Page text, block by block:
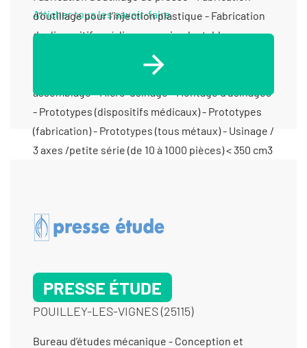
Afficher tous les savoir-faire
PRESSE ÉTUDE
POUILLEY-LES-VIGNES (25115)
Bureau d’études mécanique - Conception et fabrication d'outils de découpe - Conception et fabrication d’outillage de précision - Conception et fabrication d’outils à suivre - Conception et fabrication d’outils de reprise - Conception et fabrication d’outils Suisse - Electro-érosion à fil > diam 0,10 - Electro-érosion à fil > diam 0,20 - Électro-érosion micro perçage - Electro-érosion micro-perçage < diam 0,3 - Electro-érosion micro-perçage > diam 0,3 - Électro-érosion par enfonçage - Fabricant d’outillage d’horlogerie / Bijouterie - Fabricant de machines spéciales - Fabrication d'outillage pour la découpe - Fabrication d'outillage pour le découpage - Fabrication de dispositifs médicaux non implantables - Fabrication mécanique autour de l’électronique - Fraisage proto - Fraisage série - Fraisage vertical - Laser (gravure et marquage) - Machines spéciales d’assemblage (auto / semi-auto) - Maintenance machines spéciales - Mécanique générale de précision - Micromécanique - Prototypes (fabrication petite série) - Rectification cylindrique exter - Rectification plane - Rétrofit d'outillage - Rétrofit d’outils - Tournage Ø de 20 à 200 mm - Tournage petite série (de 11 à 1000 pièces) - Tournage prototype et unitaire (< 10 pièces) - Usinage / 3 axes /petite série (de 10 à 1000 pièces) < 350 cm3 - Usinage / 3 axes /petite série (de 10 à 1000 pièces) entre 350 cm3 et 1000 cm3 - Usinage / 3 axes /prototype et unitaire (< 10 pièces) < 350 cm3 - Usinage / 3 axes /prototype et unitaire (< 10 pièces) entre 350 cm3 et 1000 cm3